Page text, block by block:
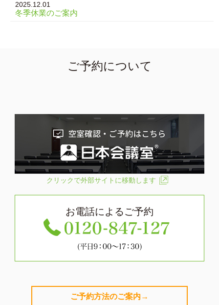
2025.12.01
冬季休業のご案内
ご予約について
クリックで外部サイトに移動します
お電話によるご予約
ご予約方法のご案内→